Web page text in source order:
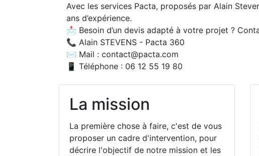
Avec les services Pacta, proposés par Alain
ans d’expérience.
📩 Besoin d’un devis adapté à votre projet ?
📞 Alain STEVENS - Pacta 360
✉ Mail : contact@pacta.com
📱 Téléphone : 06 12 55 19 80
La mission
La première chose à faire, c'est de vous
proposer un cadre d'intervention, pour
décrire l'objectif de notre mission et les